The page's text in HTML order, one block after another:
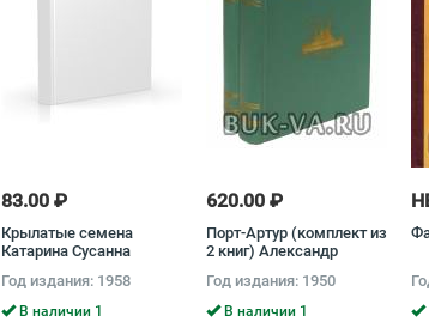
83.00 ₽
Крылатые семена
Катарина Сусанна
Год издания: 1958
В наличии 1
620.00 ₽
Порт-Артур (комплект из
2 книг) Александр
Год издания: 1950
В наличии 1